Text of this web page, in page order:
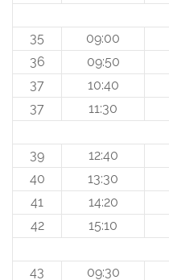
35
09:00
36
09:50
37
10:40
37
11:30
39
12:40
40
13:30
41
14:20
42
15:10
43
09:30